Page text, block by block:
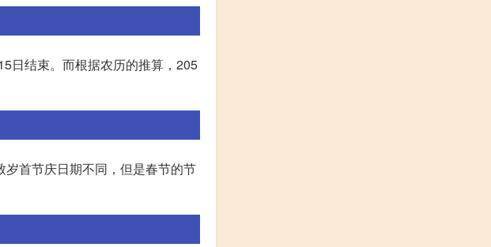
日结束。而根据农历的推算，205
首节庆日期不同，但是春节的节